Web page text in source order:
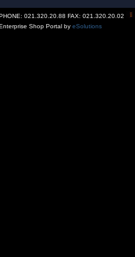
021.320.20.88 FAX: 021.320.20.02
Shop Portal by eSolutions